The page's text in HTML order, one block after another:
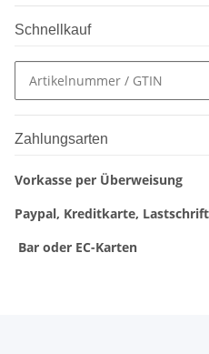
Schnellkauf
Zahlungsarten
Vorkasse per Überweisung
Paypal, Kreditkarte, Lastschrift
Bar oder EC-Karten